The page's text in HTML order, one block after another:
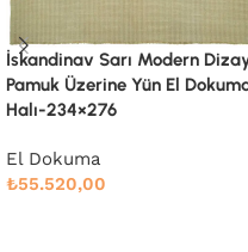
İskandinav Bej Çizgili Pamuk
Üzerine Yün El Dokuma
El Dokuma
59.731,00